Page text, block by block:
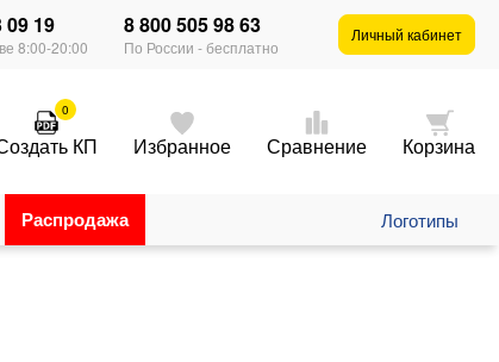
09 19
8:00-20:00
8 800 505 98 63
По России - бесплатно
Личный кабинет
0
КП Избранное Сравнение Корзина
Распродажа Логотипы
×